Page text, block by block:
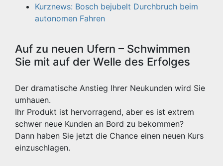
Kurznews: Bosch bejubelt Durchbruch beim
autonomen Fahren
Auf zu neuen Ufern – Schwimmen
Sie mit auf der Welle des Erfolges
Der dramatische Anstieg Ihrer Neukunden wird Sie
umhauen.
Ihr Produkt ist hervorragend, aber es ist extrem
schwer neue Kunden an Bord zu bekommen?
Dann haben Sie jetzt die Chance einen neuen Kurs
einzuschlagen.